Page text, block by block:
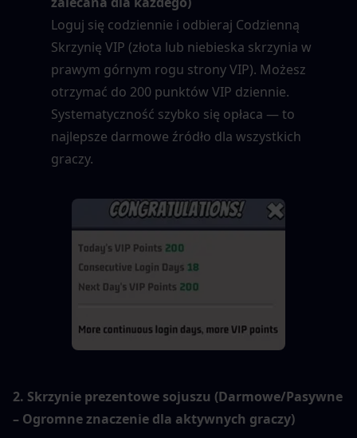
Loguj się codziennie i odbieraj Codzienną
Skrzynię VIP (złota lub niebieska skrzynia w
prawym górnym rogu strony VIP). Możesz
otrzymać do 200 punktów VIP dziennie.
Systematyczność szybko się opłaca — to
najlepsze darmowe źródło dla wszystkich
graczy.
2. Skrzynie prezentowe sojuszu (Darmowe/Pasywne
– Ogromne znaczenie dla aktywnych graczy)